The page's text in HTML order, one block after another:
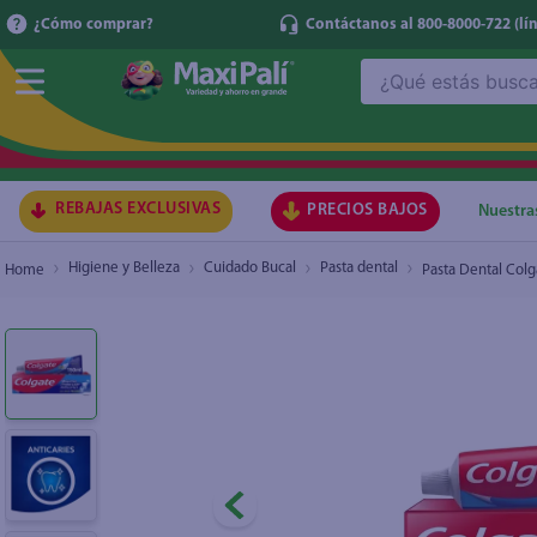
¿Cómo comprar? Contáctanos al 800-8000-722
REBAJAS EXCLUSIVAS PRECIOS BAJOS
Higiene y Belleza Cuidado Bucal Pasta dental Pasta Dental
Pasta Dental Colgate Máxima Protección
1.
2.
8.
9.